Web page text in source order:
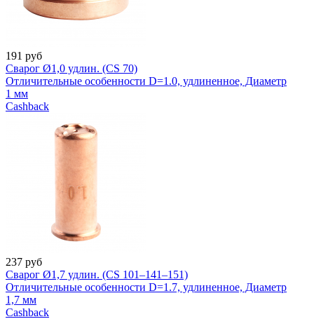
191 руб
Сварог Ø1,0 удлин. (CS 70)
Отличительные особенности D=1.0, удлиненное, Диаметр
1 мм
Cashback
237 руб
Сварог Ø1,7 удлин. (CS 101–141–151)
Отличительные особенности D=1.7, удлиненное, Диаметр
1,7 мм
Cashback